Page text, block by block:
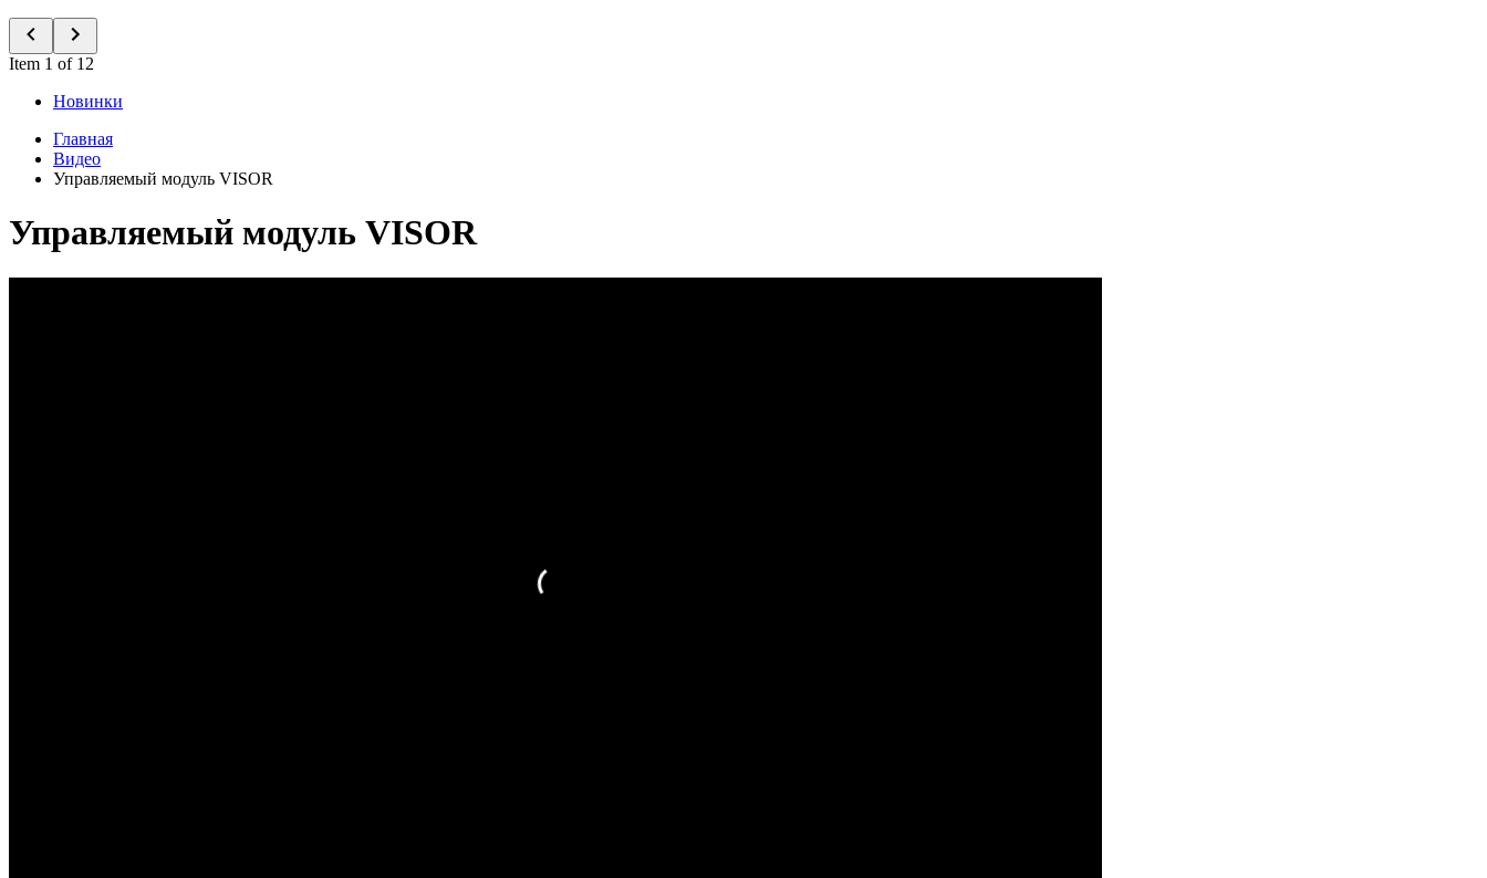
Item 1 of 12
Новинки
Главная
Видео
Управляемый модуль VISOR
Управляемый модуль VISOR